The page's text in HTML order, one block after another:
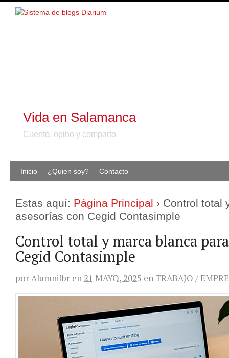
Vida en Salamanca
Cuento, opino y comparto
Inicio ¿Quien soy? Contacto
Estas aquí: Página Principal › Control total
asesorías con Cegid Contasimple
Control total y marca blanca
Cegid Contasimple
porAlumnifbr en 21 MAYO, 2025 en TRABAJO /